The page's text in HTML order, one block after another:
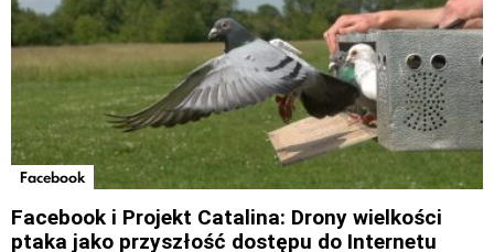
Facebook
Facebook i Projekt Catalina: Drony wielkości
ptaka jako przyszłość dostępu do Internetu